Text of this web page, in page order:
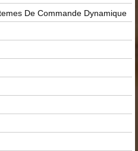
De Commande Dynamique